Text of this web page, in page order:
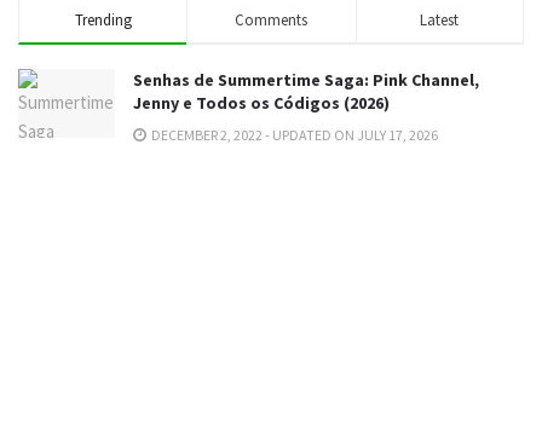
Trending Comments Latest
Senhas de Summertime Saga: Pink Channel,
Jenny e Todos os Códigos (2026)
DECEMBER 2, 2022 - UPDATED ON JULY 17, 2026